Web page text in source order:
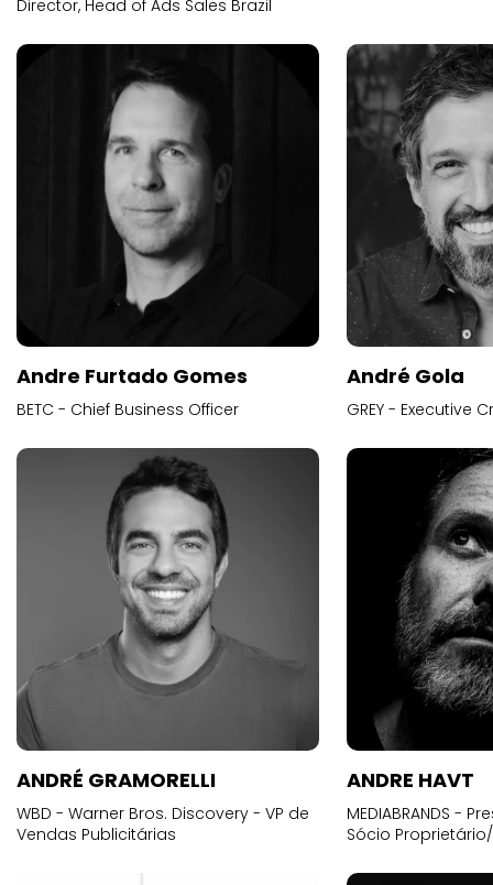
Director, Head of Ads Sales Brazil
Andre Furtado Gomes
BETC - Chief Business Officer
André Gola
GREY - Executive
ANDRÉ GRAMORELLI
WBD - Warner Bros. Discovery - VP de
Vendas Publicitárias
ANDRE HAVT
MEDIABRANDS -
Sócio